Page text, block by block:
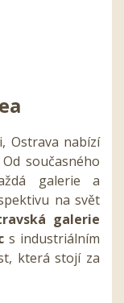
Ostrava nabízí
současného
galerie a
na svět
galerie
s industriálním
která stojí za